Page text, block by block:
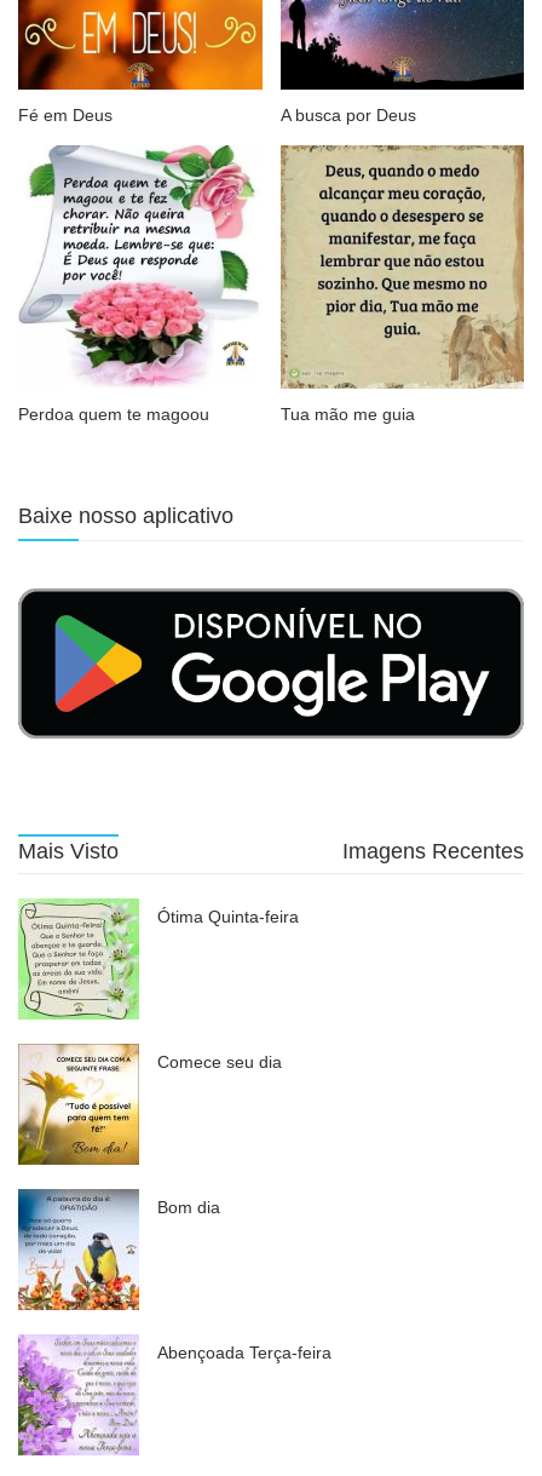
Fé em Deus A busca por Deus
Perdoa quem te magoou Tua mão me guia
Baixe nosso aplicativo
Mais Visto Imagens Recentes
Ótima Quinta-feira
Comece seu dia
Bom dia
Abençoada Terça-feira